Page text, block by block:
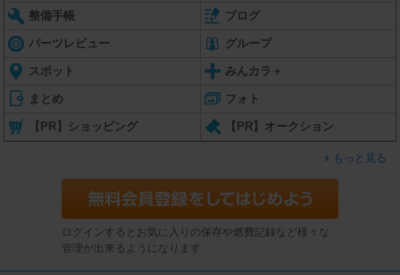
整備手帳 ブログ
パーツレビュー グループ
スポット みんカラ＋
まとめ フォト
【PR】ショッピング 【PR】オークション
もっと見る
ログインするとお気に入りの保存や燃費記録など様々な
管理が出来るようになります